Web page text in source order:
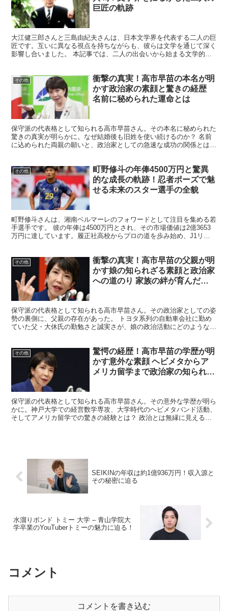
巨匠の軌跡
大江健三郎さんと三島由紀夫さんは、日本文学界を代表する二人の巨
匠です。互いに異なる視点を持ちながらも、彼らは文学を通じて深く
影響し合いました。 本記事では、二人の出会いから始まる文学的対
その他
衝撃の真実！高市早苗の本名が明
かす政治家の素顔と驚きの経歴
名前に秘められた運命とは
保守派の代表格として知られる高市早苗さん。その本名に秘められた
驚きの真実が明らかに。なぜ結婚後も旧姓を使い続けるのか？ 名前
に込められた両親の願いと、政治家としての急速な成功の関係とは？
その他
町野修斗の年俸4500万円と驚異
的な成長の軌跡！忍者ポーズで魅
せる未来のスター選手の全貌
町野修斗さんは、湘南ベルマーレのフォワードとして注目を集める若
手選手です。 彼の年俸は4500万円とされ、その市場価値は2億3653
万円に達しています。履正社高校からプロの道を歩み始め、J1リー
その他
衝撃の真実！高市早苗の父親が明
かす娘の知られざる素顔と政治家
への道のり 家族の絆が育んだ強
保守派の代表格として知られる高市早苗さん。その政治家としての姿
勢の裏側に、父親の存在があった。 トヨタ系列の自動車会社に勤め
ていた父・大休氏の勤勉さと誠実さが、娘の政治活動にどのような影
その他
驚愕の経歴！高市早苗の学歴が明
かす意外な素顔 ヘビメタからア
メリカ留学まで政治家の知られざ
保守派の代表格として知られる高市早苗さん。その意外な学歴が明ら
かに。神戸大学での経営数学専攻、大学時代のヘビメタバンド活動、
そしてアメリカ留学での驚きの経験とは？ 政治とは無縁に見える過
SEIKINの年収は約1億936万円！収入源と
その秘密に迫る
水溜りボンド トミー 大学 – 青山学院大
学卒業のYouTuberトミーの魅力に迫る！
コメント
コメントを書き込む